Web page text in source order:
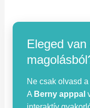
Eleged
Ne csak olvasd
A Berny apppal